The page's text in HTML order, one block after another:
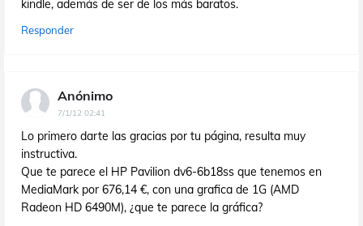
kindle, además de ser de los más baratos.
Responder
Anónimo
7/1/12 02:41
Lo primero darte las gracias por tu página, resulta muy
instructiva.
Que te parece el HP Pavilion dv6-6b18ss que tenemos en
MediaMark por 676,14 €, con una grafica de 1G (AMD
Radeon HD 6490M), ¿que te parece la gráfica?